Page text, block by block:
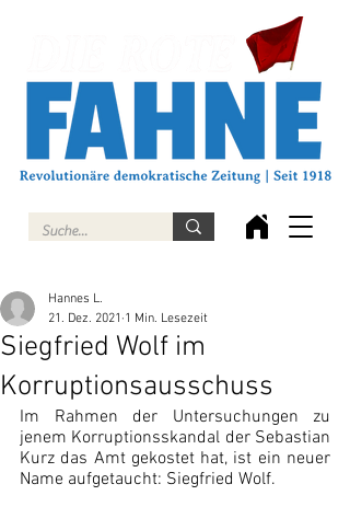
Siegfried Wolf im
Korruptionsausschuss
Hannes L.
21. Dez. 2021 1 Min. Lesezeit
Im Rahmen der Untersuchungen zu
jenem Korruptionsskandal der Sebastian
Kurz das Amt gekostet hat, ist ein neuer
Name aufgetaucht: Siegfried Wolf.